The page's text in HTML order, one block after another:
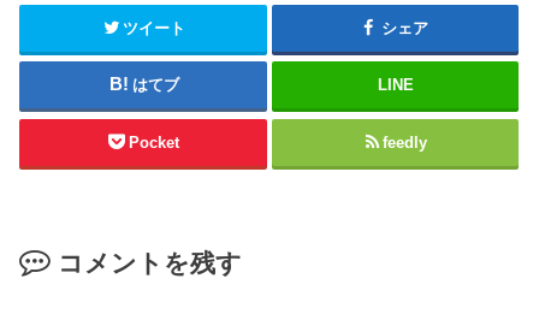
ツイート シェア
はてブ LINE
Pocket feedly
コメントを残す